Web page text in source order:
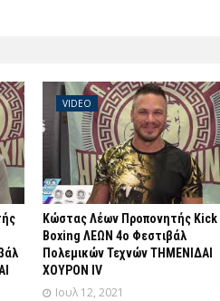
VIDEO
Κώστας Λέων Προπονητής Kick
Boxing ΛΕΩΝ 4o Φεστιβάλ
Πολεμικών Τεχνών ΤΗΜΕΝΙΔΑΙ
ΧΟΥΡΟΝ ΙV
Ιουλ 12, 2021